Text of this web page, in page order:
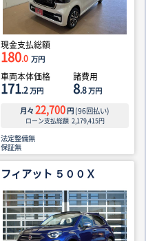
現金支払総額
180.0 万円
車両本体価格
171.2万円
諸費用
8.8万円
月々 22,700 円 (96回払い)
ローン支払総額 2,179,415円
法定整備無
保証無
フィアット ５００Ｘ